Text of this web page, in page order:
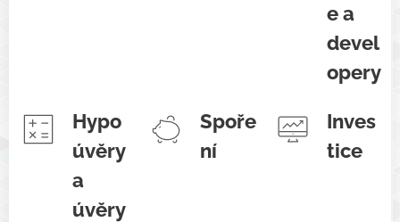
e a
devel
opery
Hypo
úvěry
a
úvěry
Spoře
ní
Inves
tice